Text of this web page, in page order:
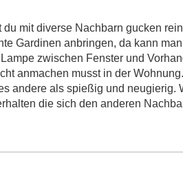
mit diverse Nachbarn gucken
Gardinen anbringen, da kann
zwischen Fenster und
anmachen musst in der
andere als spießig und neugierig.
die sich den anderen